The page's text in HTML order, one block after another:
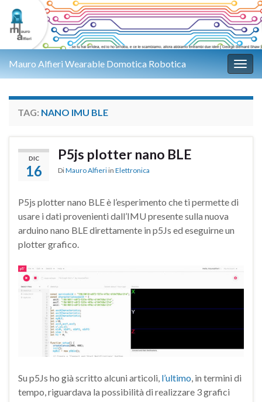
Mauro Alfieri Wearable Domotica Robotica
TAG: NANO IMU BLE
DIC
16
P5js plotter nano BLE
DiMauro Alfieri in Elettronica
P5js plotter nano BLE è l’esperimento che ti permette di
usare i dati provenienti dall’IMU presente sulla nuova
arduino nano BLE direttamente in p5Js ed eseguirne un
plotter grafico.
Su p5Js ho già scritto alcuni articoli, l’ultimo , in termini di
tempo, riguardava la possibilità di realizzare 3 grafici